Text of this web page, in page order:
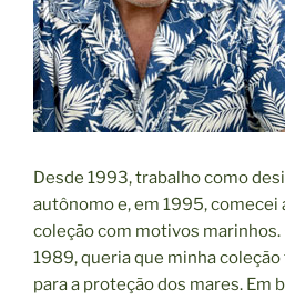
Desde 1993, trabalho como
autônomo e, em 1995, comecei
coleção com motivos
1989, queria que minha
para a proteção dos mares. Em